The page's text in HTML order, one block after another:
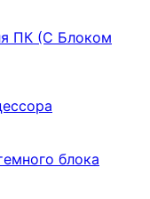
ПК (С Блоком
блока